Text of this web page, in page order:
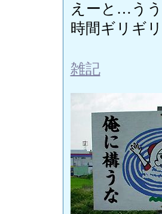
えーと…う
時間ギリギ
雑記